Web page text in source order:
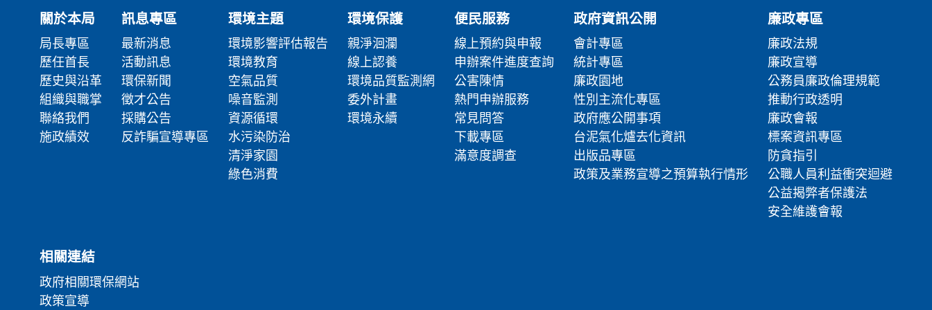
關於本局
局長專區
歷任首長
歷史與沿革
組織與職掌
聯絡我們
施政績效
訊息專區
最新消息
活動訊息
環保新聞
徵才公告
採購公告
反詐騙宣導專區
環境主題
環境影響評估報告
環境教育
空氣品質
噪音監測
資源循環
水污染防治
清淨家園
綠色消費
環境保護
親淨洄瀾
線上認養
環境品質監測網
委外計畫
環境永續
便民服務
線上預約與申報
申辦案件進度查詢
公害陳情
熱門申辦服務
常見問答
下載專區
滿意度調查
政府資訊公開
會計專區
統計專區
廉政園地
性別主流化專區
政府應公開事項
台泥氣化爐去化資訊
出版品專區
政策及業務宣導之預算執行情形
廉政專區
廉政法規
廉政宣導
公務員廉政倫理規範
推動行政透明
廉政會報
標案資訊專區
防貪指引
公職人員利益衝突迴避
公益揭弊者保護法
安全維護會報
相關連結
政府相關環保網站
政策宣導